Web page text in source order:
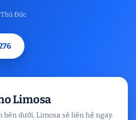
Đức
Limosa
dưới, Limosa sẽ liên hệ ngay.